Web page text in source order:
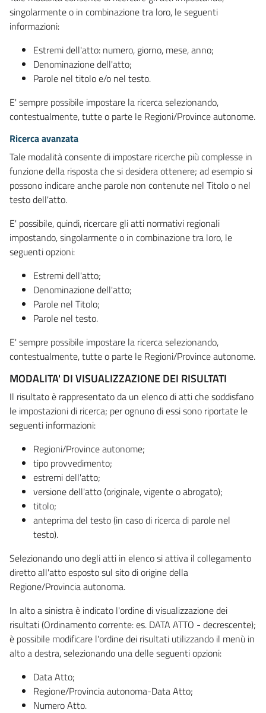
singolarmente o in combinazione tra loro, le seguenti
informazioni:
Estremi dell'atto: numero, giorno, mese, anno;
Denominazione dell'atto;
Parole nel titolo e/o nel testo.
E' sempre possibile impostare la ricerca selezionando,
contestualmente, tutte o parte le Regioni/Province autonome.
Ricerca avanzata
Tale modalità consente di impostare ricerche più complesse in
funzione della risposta che si desidera ottenere; ad esempio si
possono indicare anche parole non contenute nel Titolo o nel
testo dell'atto.
E' possibile, quindi, ricercare gli atti normativi regionali
impostando, singolarmente o in combinazione tra loro, le
seguenti opzioni:
Estremi dell'atto;
Denominazione dell'atto;
Parole nel Titolo;
Parole nel testo.
E' sempre possibile impostare la ricerca selezionando,
contestualmente, tutte o parte le Regioni/Province autonome.
MODALITA' DI VISUALIZZAZIONE DEI RISULTATI
Il risultato è rappresentato da un elenco di atti che soddisfano
le impostazioni di ricerca; per ognuno di essi sono riportate le
seguenti informazioni:
Regioni/Province autonome;
tipo provvedimento;
estremi dell'atto;
versione dell'atto (originale, vigente o abrogato);
titolo;
anteprima del testo (in caso di ricerca di parole nel
testo).
Selezionando uno degli atti in elenco si attiva il collegamento
diretto all'atto esposto sul sito di origine della
Regione/Provincia autonoma.
In alto a sinistra è indicato l'ordine di visualizzazione dei
risultati (Ordinamento corrente: es. DATA ATTO - decrescente);
è possibile modificare l'ordine dei risultati utilizzando il menù in
alto a destra, selezionando una delle seguenti opzioni:
Data Atto;
Regione/Provincia autonoma-Data Atto;
Numero Atto.